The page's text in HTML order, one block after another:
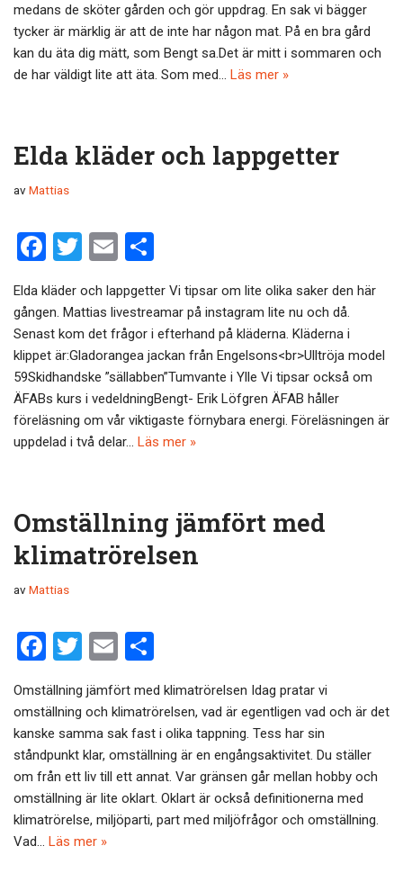
b
o
o
er
medans de sköter gården och gör uppdrag. En sak vi bägger
tycker är märklig är att de inte har någon mat. På en bra gård
kan du äta dig mätt, som Bengt sa.Det är mitt i sommaren och
de har väldigt lite att äta. Som med… Läs mer »
Elda kläder och lappgetter
avMattias
F
ce
b
o
o
k
T
tt
er
E
ail a
Elda kläder och lappgetter Vi tipsar om lite olika saker den här
gången. Mattias livestreamar på instagram lite nu och då.
Senast kom det frågor i efterhand på kläderna. Kläderna i
klippet är:Gladorangea jackan från Engelsons<br>Ulltröja model
59Skidhandske ”sällabben”Tumvante i Ylle Vi tipsar också om
ÄFABs kurs i vedeldningBengt- Erik Löfgren ÄFAB håller
föreläsning om vår viktigaste förnybara energi. Föreläsningen är
uppdelad i två delar… Läs mer »
Omställning jämfört med
klimatrörelsen
avMattias
F
ce
b
o
o
k
T
tt
er
E
ail a
Omställning jämfört med klimatrörelsen Idag pratar vi
omställning och klimatrörelsen, vad är egentligen vad och är det
kanske samma sak fast i olika tappning. Tess har sin
ståndpunkt klar, omställning är en engångsaktivitet. Du ställer
om från ett liv till ett annat. Var gränsen går mellan hobby och
omställning är lite oklart. Oklart är också definitionerna med
klimatrörelse, miljöparti, part med miljöfrågor och omställning.
Vad… Läs mer »